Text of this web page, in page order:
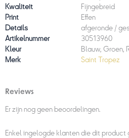
Kwaliteit
Fijngebreid
Print
Effen
Details
afgeronde /
Artikelnummer
30513960
Kleur
Blauw, Groen,
Merk
Saint Tropez
Reviews
Er zijn nog geen beoordelingen.
Enkel ingelogde klanten die dit product